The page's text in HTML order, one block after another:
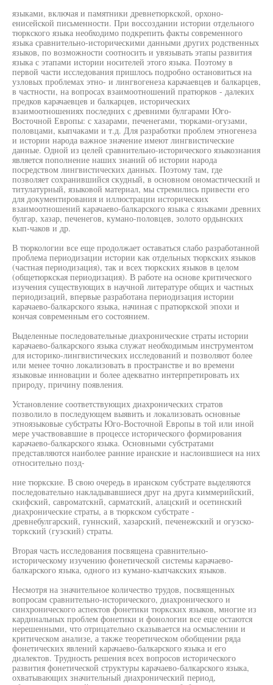
языками, включая и памятники древнетюркской, орхоно-
енисейской письменности. При воссоздании истории отдельного
тюркского языка необходимо подкрепить факты современного
языка сравнительно-историческими данными других родственных
языков, по возможности соотносить и увязывать этапы развития
языка с этапами истории носителей этого языка. Поэтому в
первой части исследования пришлось подробно остановиться на
узловых проблемах этно- и лингвогенеза карачаевцев и балкарцев,
в частности, на вопросах взаимоотношений пратюрков - далеких
предков карачаевцев и балкарцев, исторических
взаимоотношениях последних с древними булгарами Юго-
Восточной Европы: с хазарами, печенегами, тюрками-огузами,
половцами, кыпчаками и т.д. Для разработки проблем этногенеза
и истории народа важное значение имеют лингвистические
данные. Одной из целей сравнительно-исторического языкознания
является пополнение наших знаний об истории народа
посредством лингвистических данных. Поэтому там, где
позволяет сохранившийся скудный, в основном ономастический и
титулатурный, языковой материал, мы стремились привести его
для документирования и иллюстрации исторических
взаимоотношений карачаево-балкарского языка с языками древних
булгар, хазар, печенегов, кумано-половцев, золото ордынских
кып-чаков и др.
В тюркологии все еще продолжает оставаться слабо разработанной
проблема периодизации истории как отдельных тюркских языков
(частная периодизация), так и всех тюркских языков в целом
(общетюркская периодизация). В работе на основе критического
изучения существующих в научной литературе общих и частных
периодизаций, впервые разработана периодизация истории
карачаево-балкарского языка, начиная с пратюркской эпохи и
кончая современным его состоянием.
Выделенные последовательные диахронические страты истории
карачаево-балкарского языка служат необходимым инструментом
для историко-лингвистических исследований и позволяют более
или менее точно локализовать в пространстве и во времени
языковые инновации и более адекватно интерпретировать их
природу, причину появления.
Установление соответствующих диахронических стратов
позволило в последующем выявить и локализовать основные
этноязыковые субстраты Юго-Восточной Европы в той или иной
мере участвовавшие в процессе исторического формирования
карачаево-балкарского языка. Основными субстратами
представляются наиболее ранние иранские и наслоившиеся на них
относительно позд-
ние тюркские. В свою очередь в иранском субстрате выделяются
последовательно накладывавшиеся друг на друга киммерийский,
скифский, савроматскнй, сарматский, алацский и осетинский
диахронические страты, а в тюркском субстрате -
древнебулгарский, гуннский, хазарский, печенежский и огузско-
торкский (гузский) страты.
Вторая часть исследования посвящена сравнительно-
историческому изучению фонетической системы карачаево-
балкарского языка, одного из кумано-кыпчакских языков.
Несмотря на значительное количество трудов, посвященных
вопросам сравнительно-исторического, диахронического и
синхронического аспектов фонетики тюркских языков, многие из
кардинальных проблем фонетики и фонологии все еще остаются
нерешенными, что отрицательно сказывается на осмыслении и
критическом анализе, а также теоретическом обобщении ряда
фонетических явлений карачаево-балкарского языка и его
диалектов. Трудность решения всех вопросов исторического
развития фонетической структуры карачаево-балкарского языка,
охватывающих значительный диахронический период,